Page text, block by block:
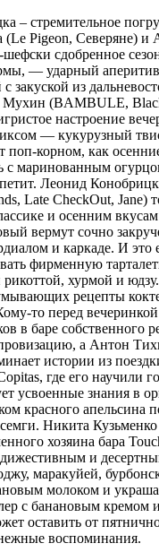
– стремительное
(Le Pigeon, Северяне) и
сдобренное
— ударный
закуской из
(BAMBULE,
настроение
— кукурузный
поп-корном, как
с маринованным
Леонид
Late CheckOut, Jane)
и осенним
вермут сочно
и каркаде. И
фирменную
рикоттой, хурмой и
рецепты
то перед
в баре собственного
а Антон
истории из
где его научили
усвоенные знания в
красного апельсина
Никита
хозяина бара
и
маракуйей,
молоком и
с банановым кремом
оставить от
воспоминания.